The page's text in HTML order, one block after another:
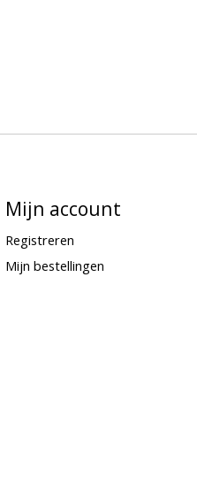
Mijn account
Registreren
Mijn bestellingen